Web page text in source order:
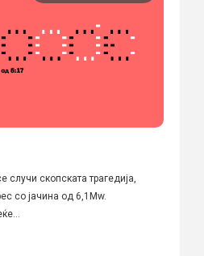
случи скопската трагедија,
со јачина од 6,1Mw.